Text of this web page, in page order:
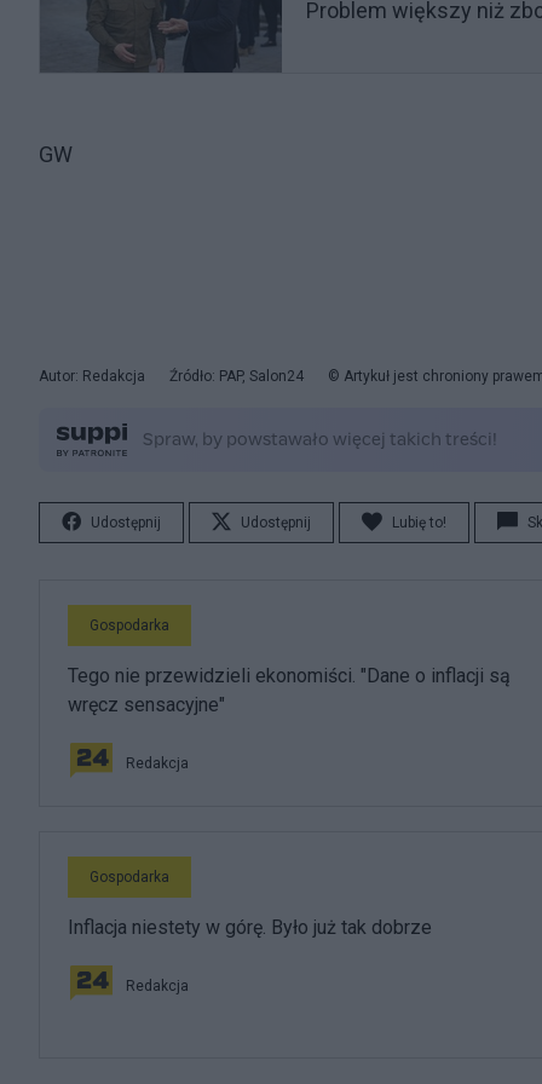
Problem większy niż
GW
Autor: Redakcja Źródło: PAP, Salon24 © Artykuł jest chroniony
Udostępnij Udostępnij Lubię to!
Gospodarka
Tego nie przewidzieli ekonomiści. "Dane o inflacji są
wręcz sensacyjne"
Redakcja
Gospodarka
Inflacja niestety w górę. Było już tak dobrze
Redakcja